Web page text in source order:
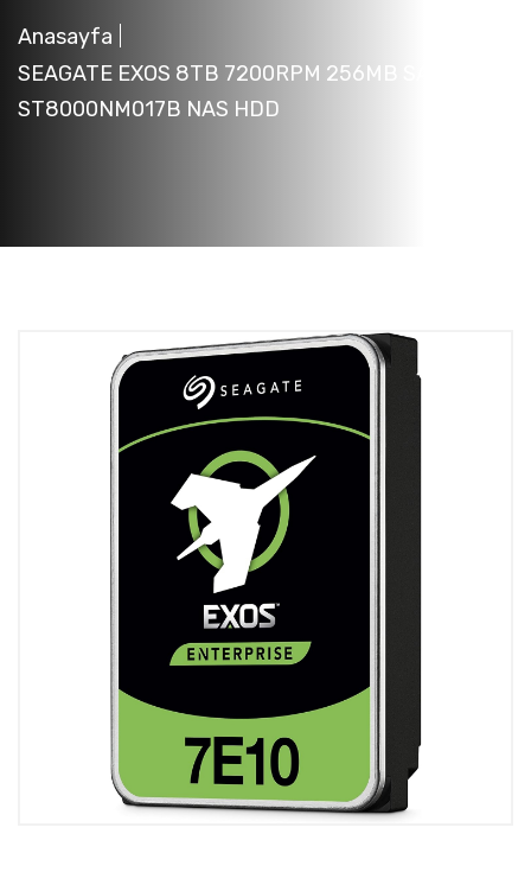
Anasayfa
SEAGATE EXOS 8TB 7200RPM 256MB SATA3
ST8000NM017B NAS HDD